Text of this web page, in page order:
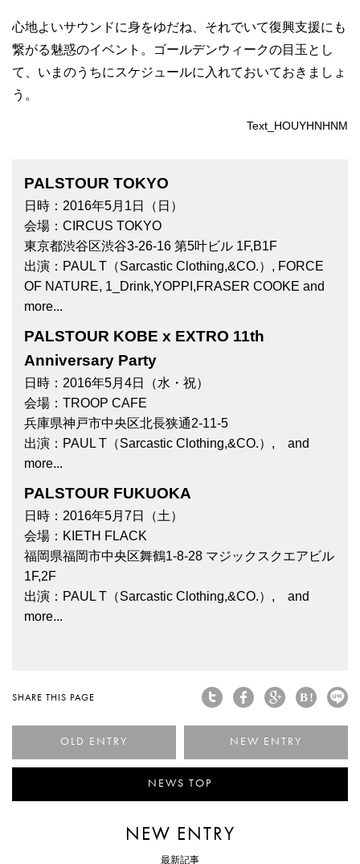
心地よいサウンドに身をゆだね、それでいて復興支援にも
繋がる魅惑のイベント。ゴールデンウィークの目玉とし
て、いまのうちにスケジュールに入れておいておきましょ
う。
Text_HOUYHNHNM
PALSTOUR TOKYO
日時：2016年5月1日（日）
会場：CIRCUS TOKYO
東京都渋谷区渋谷3-26-16 第5叶ビル 1F,B1F
出演：PAUL T（Sarcastic Clothing,&CO.）, FORCE
OF NATURE, 1_Drink,YOPPI,FRASER COOKE and
more...
PALSTOUR KOBE x EXTRO 11th
Anniversary Party
日時：2016年5月4日（水・祝）
会場：TROOP CAFE
兵庫県神戸市中央区北長狭通2-11-5
出演：PAUL T（Sarcastic Clothing,&CO.）, and
more...
PALSTOUR FUKUOKA
日時：2016年5月7日（土）
会場：KIETH FLACK
福岡県福岡市中央区舞鶴1-8-28 マジックスクエアビル
1F,2F
出演：PAUL T（Sarcastic Clothing,&CO.）, and
more...
SHARE THIS PAGE
< ゴールデンウィークの大
NEWS TOP
NEW ENTRY
最新記事